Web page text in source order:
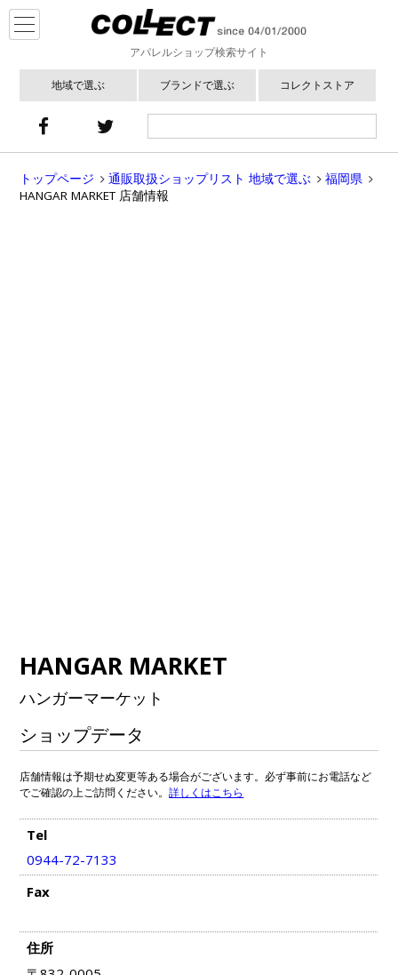
アパレルショップ検索サイト
地域で選ぶ ブランドで選ぶ コレクトストア
トップページ 通販取扱ショップリスト 地域で選ぶ
福岡県
HANGAR MARKET 店舗情報
HANGAR MARKET
ハンガーマーケット
ショップデータ
店舗情報は予期せぬ変更等ある場合がございます。必ず事前にお電話など
でご確認の上ご訪問ください。詳しくはこちら
Tel
0944-72-7133
Fax
住所